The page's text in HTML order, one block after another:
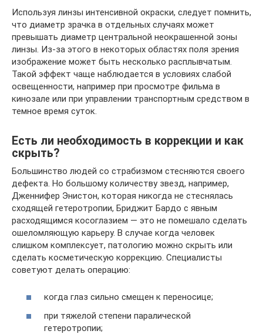
Используя линзы интенсивной окраски, следует помнить,
что диаметр зрачка в отдельных случаях может
превышать диаметр центральной неокрашенной зоны
линзы. Из-за этого в некоторых областях поля зрения
изображение может быть несколько расплывчатым.
Такой эффект чаще наблюдается в условиях слабой
освещенности, например при просмотре фильма в
кинозале или при управлении транспортным средством в
темное время суток.
Есть ли необходимость в коррекции и как
скрыть?
Большинство людей со страбизмом стесняются своего
дефекта. Но большому количеству звезд, например,
Дженнифер Энистон, которая никогда не стеснялась
сходящей гетеротропии, Бриджит Бардо с явным
расходящимся косоглазием — это не помешало сделать
ошеломляющую карьеру. В случае когда человек
слишком комплексует, патологию можно скрыть или
сделать косметическую коррекцию. Специалисты
советуют делать операцию:
когда глаз сильно смещен к переносице;
при тяжелой степени паралической
гетеротропии;